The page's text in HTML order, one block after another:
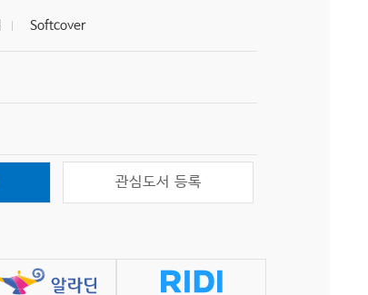
Softcover
관심도서 등록